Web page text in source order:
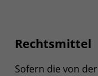
Rechtsmittel
Sofern die von